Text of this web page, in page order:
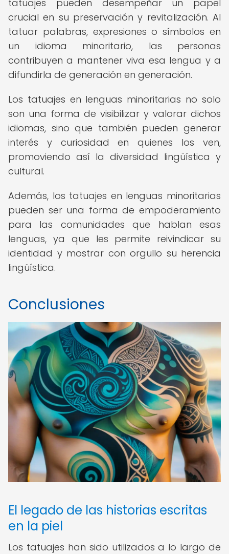
tatuajes pueden desempeñar un papel
crucial en su preservación y revitalización. Al
tatuar palabras, expresiones o símbolos en
un idioma minoritario, las personas
contribuyen a mantener viva esa lengua y a
difundirla de generación en generación.
Los tatuajes en lenguas minoritarias no solo
son una forma de visibilizar y valorar dichos
idiomas, sino que también pueden generar
interés y curiosidad en quienes los ven,
promoviendo así la diversidad lingüística y
cultural.
Además, los tatuajes en lenguas minoritarias
pueden ser una forma de empoderamiento
para las comunidades que hablan esas
lenguas, ya que les permite reivindicar su
identidad y mostrar con orgullo su herencia
lingüística.
Conclusiones
El legado de las historias escritas
en la piel
Los tatuajes han sido utilizados a lo largo de